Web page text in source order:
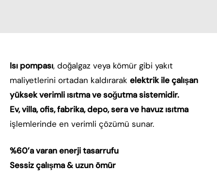
Isı pompası, doğalgaz veya kömür gibi yakıt
maliyetlerini ortadan kaldırarak elektrik ile çalışan
yüksek verimli ısıtma ve soğutma sistemidir.
Ev, villa, ofis, fabrika, depo, sera ve havuz ısıtma
işlemlerinde en verimli çözümü sunar.
%60’a varan enerji tasarrufu
Sessiz çalışma & uzun ömür